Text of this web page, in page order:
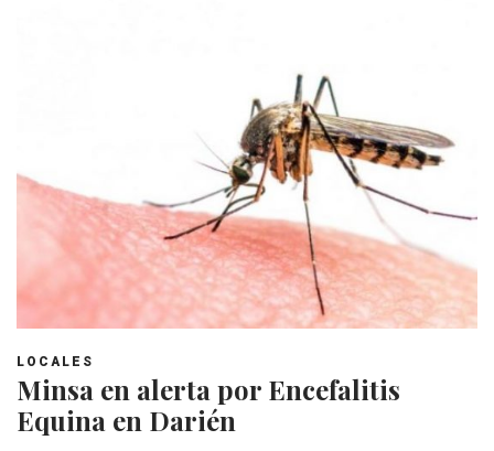
LOCALES
Minsa en alerta por Encefalitis
Equina en Darién